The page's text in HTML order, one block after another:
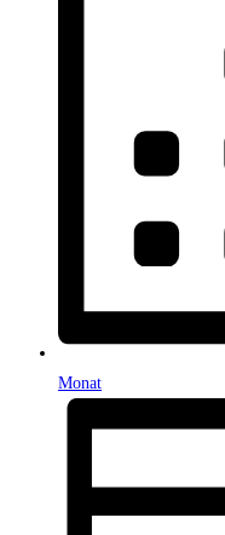
Monat